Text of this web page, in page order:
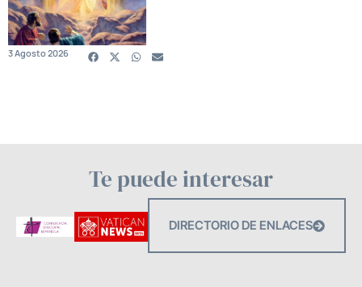
3 Agosto 2026
Te puede interesar
DIRECTORIO DE ENLACES